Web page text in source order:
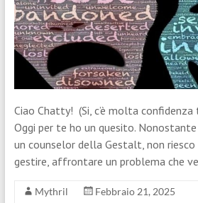
Ciao Chatty! (Si, c’è molta confidenza
Oggi per te ho un quesito.
un counselor della Gestalt, non riesco
gestire, affrontare un problema che
Mythril
Febbraio 21, 2025